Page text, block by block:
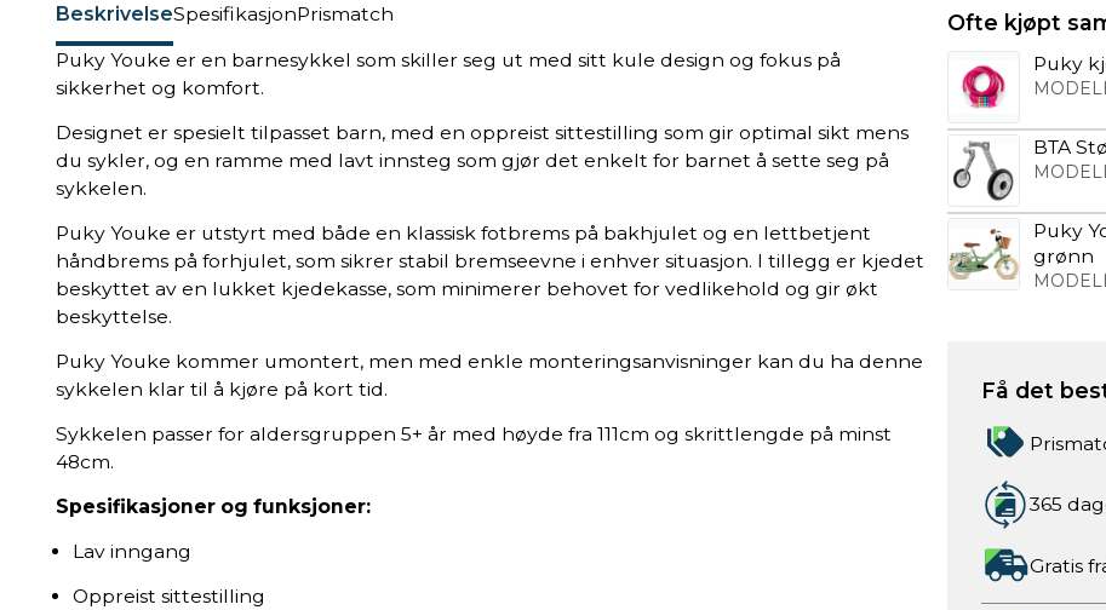
BeskrivelseSpesifikasjonPrismatch
Puky Youke er en barnesykkel som skiller seg ut med sitt kule design og fokus på
sikkerhet og komfort.
Designet er spesielt tilpasset barn, med en oppreist sittestilling som gir optimal sikt mens
du sykler, og en ramme med lavt innsteg som gjør det enkelt for barnet å sette seg på
sykkelen.
Puky Youke er utstyrt med både en klassisk fotbrems på bakhjulet og en lettbetjent
håndbrems på forhjulet, som sikrer stabil bremseevne i enhver situasjon. I tillegg er kjedet
beskyttet av en lukket kjedekasse, som minimerer behovet for vedlikehold og gir økt
beskyttelse.
Puky Youke kommer umontert, men med enkle monteringsanvisninger kan du ha denne
sykkelen klar til å kjøre på kort tid.
Sykkelen passer for aldersgruppen 5+ år med høyde fra 111cm og skrittlengde på minst
48cm.
Spesifikasjoner og funksjoner:
Lav inngang
Oppreist sittestilling
Ofte kjøpt
Puky
BTA
Puky
grønn
Få det
365
Gratis